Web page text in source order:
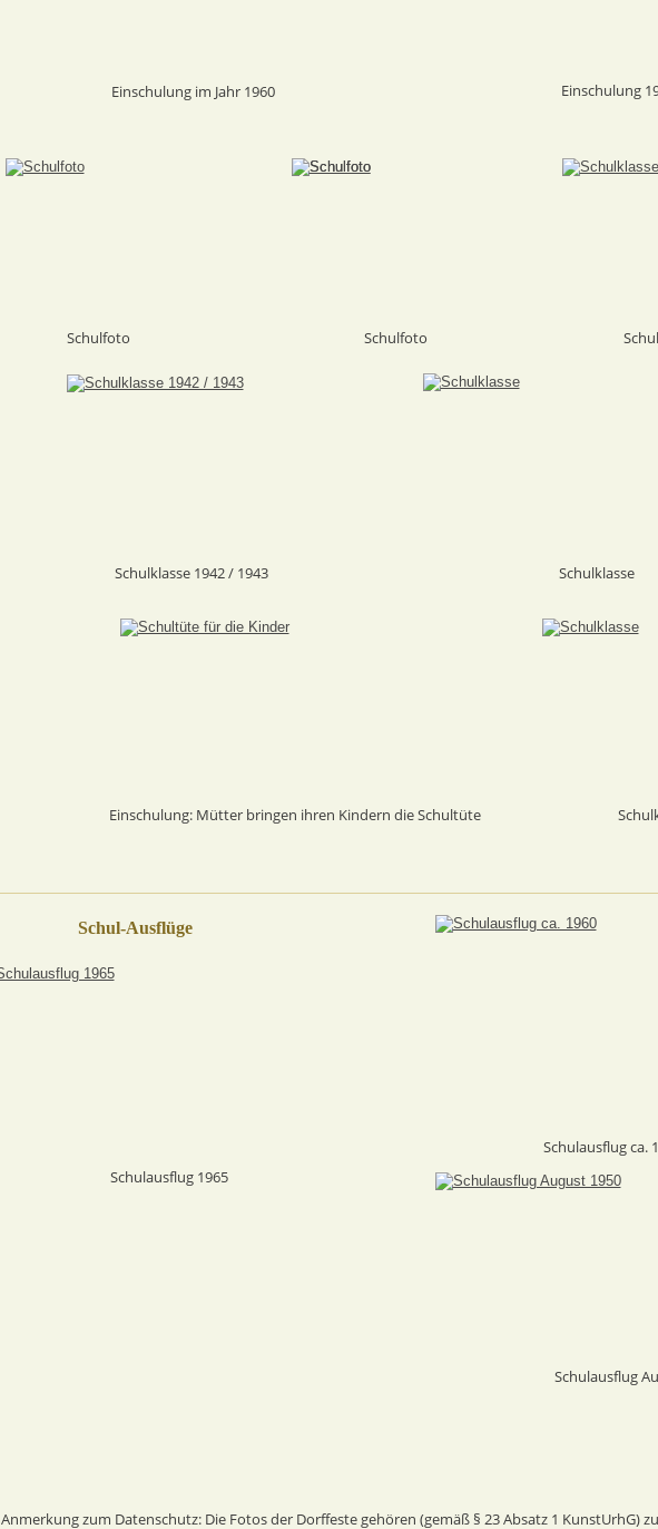
Schul-Ausflüge
Einschulung
Schulklasse 1942 / 1943
Einschulung im Jahr 1960
Schulfoto Schulfoto
Schulklasse
Schulausflug ca.
Schulausflug 1965
Einschulung: Mütter bringen ihren Kindern die Schultüte
Anmerkung zum Datenschutz: Die Fotos der Dorffeste gehören (gemäß § 23 Absatz 1 KunstUrhG)
Schulausflug